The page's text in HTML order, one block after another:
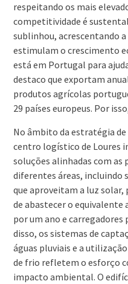
respeitando os mais
competitividade é
sublinhou, acrescentando
estimulam o crescimento
está em Portugal para
destaco que exportam
produtos agrícolas
29 países europeus. Por
No âmbito da estratégia
centro logístico de Loures
soluções alinhadas com as
diferentes áreas, incluindo
que aproveitam a luz
de abastecer o equivalente
por um ano e
disso, os sistemas de
águas pluviais e a
de frio refletem o esforço
impacto ambiental. O